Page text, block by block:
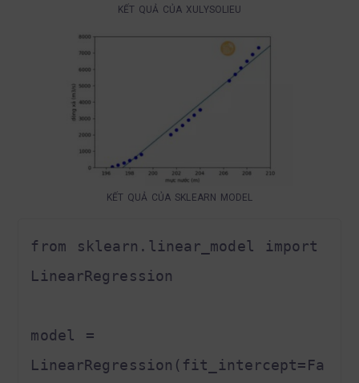
KẾT QUẢ CỦA XULYSOLIEU
KẾT QUẢ CỦA SKLEARN MODEL
from sklearn.linear_model import
LinearRegression
model =
LinearRegression(fit_intercept=Fa